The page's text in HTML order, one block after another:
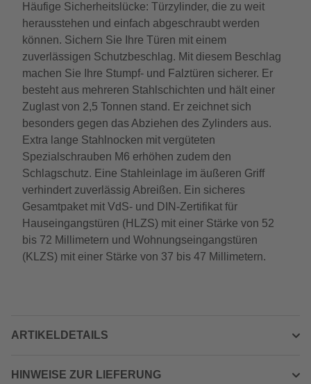
Häufige Sicherheitslücke: Türzylinder, die zu weit
herausstehen und einfach abgeschraubt werden
können. Sichern Sie Ihre Türen mit einem
zuverlässigen Schutzbeschlag. Mit diesem Beschlag
machen Sie Ihre Stumpf- und Falztüren sicherer. Er
besteht aus mehreren Stahlschichten und hält einer
Zuglast von 2,5 Tonnen stand. Er zeichnet sich
besonders gegen das Abziehen des Zylinders aus.
Extra lange Stahlnocken mit vergüteten
Spezialschrauben M6 erhöhen zudem den
Schlagschutz. Eine Stahleinlage im äußeren Griff
verhindert zuverlässig Abreißen. Ein sicheres
Gesamtpaket mit VdS- und DIN-Zertifikat für
Hauseingangstüren (HLZS) mit einer Stärke von 52
bis 72 Millimetern und Wohnungseingangstüren
(KLZS) mit einer Stärke von 37 bis 47 Millimetern.
ARTIKELDETAILS
HINWEISE ZUR LIEFERUNG